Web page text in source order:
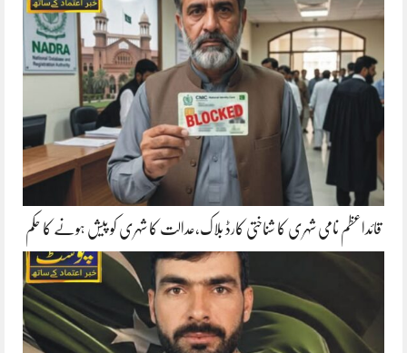
قائداعظم نامی شہری کا شناختی کارڈ بلاک،عدالت کا شہری کو پیش ہونے کا حکم